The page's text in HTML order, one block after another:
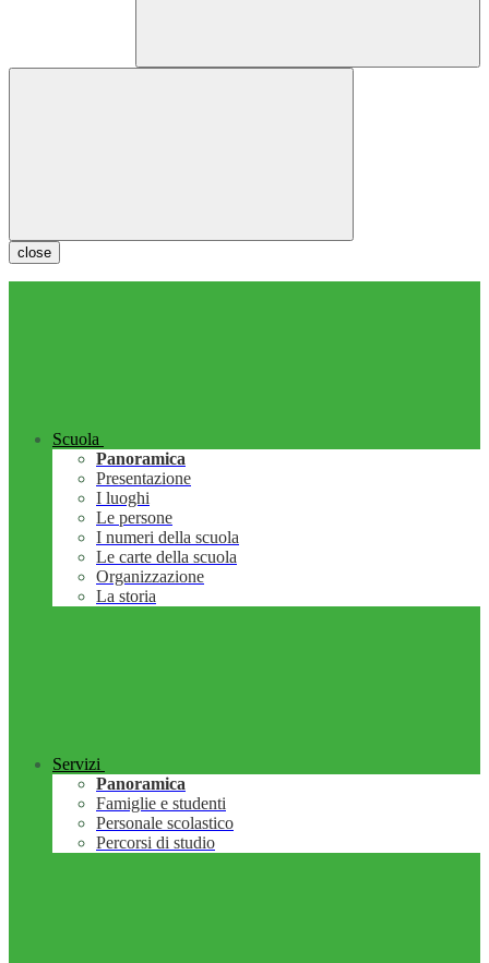
close
Scuola
Panoramica
Presentazione
I luoghi
Le persone
I numeri della scuola
Le carte della scuola
Organizzazione
La storia
Servizi
Panoramica
Famiglie e studenti
Personale scolastico
Percorsi di studio